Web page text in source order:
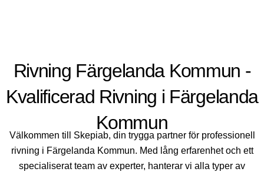
Rivning Färgelanda Kommun -
Kvalificerad Rivning i Färgelanda
Kommun
Välkommen till Skepiab, din trygga partner för professionell
rivning i Färgelanda Kommun. Med lång erfarenhet och ett
specialiserat team av experter, hanterar vi alla typer av